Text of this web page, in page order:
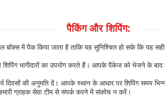
पैकिंग और शिपिंग:
में पैक किया जाता है ताकि यह सुनिश्चित हो सके कि यह सही
भागीदारों का उपयोग करते हैं। आपके पैकेज को भेजने के बाद
की अनुमति दें। आपके स्थान के आधार पर शिपिंग समय
ग्राहक सेवा टीम से संपर्क करने में संकोच न करें।